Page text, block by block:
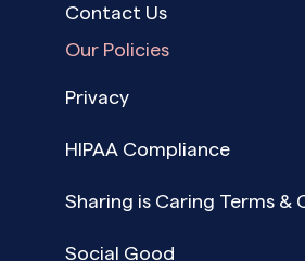
Contact Us
Our Policies
Privacy
HIPAA Compliance
Sharing is Caring Terms &
Social Good